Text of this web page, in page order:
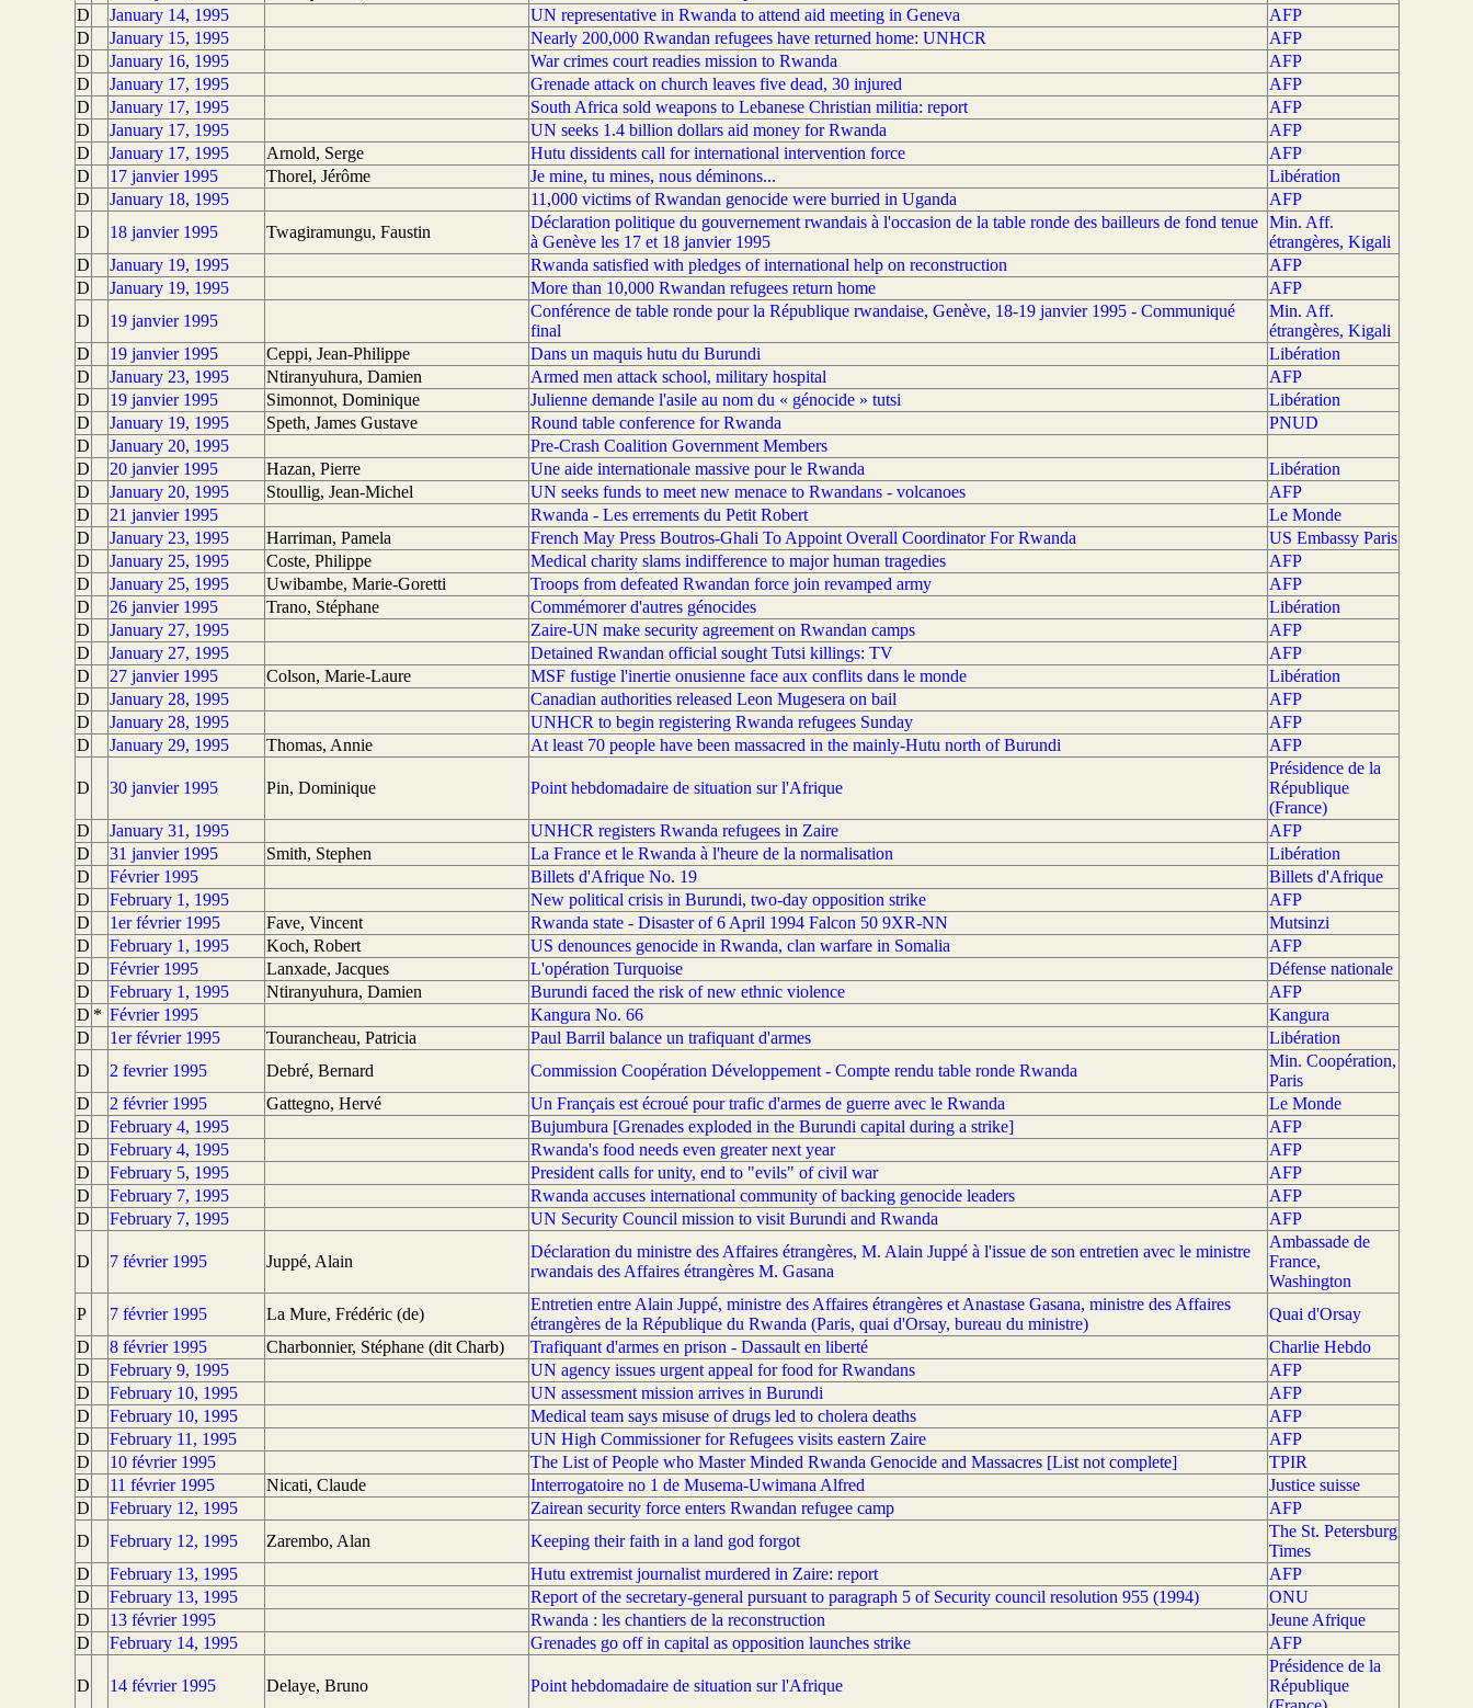
D
January 14, 1995 UN representative in Rwanda to attend aid meeting in Geneva
AFP
D
January 15, 1995 Nearly 200,000 Rwandan refugees have returned home: UNHCR
AFP
D
January 16, 1995 War crimes court readies mission to Rwanda
AFP
D
January 17, 1995 Grenade attack on church leaves five dead, 30 injured
AFP
D
January 17, 1995 South Africa sold weapons to Lebanese Christian militia: report
AFP
D
January 17, 1995 UN seeks 1.4 billion dollars aid money for Rwanda
AFP
D
January 17, 1995 Arnold, Serge Hutu dissidents call for international intervention force
AFP
D
17 janvier 1995 Thorel, Jérôme Je mine, tu mines, nous déminons...
Libération
D
January 18, 1995 11,000 victims of Rwandan genocide were burried in Uganda
AFP
D
18 janvier 1995 Twagiramungu, Faustin
Déclaration politique du gouvernement rwandais à l'occasion de la table ronde des bailleurs de fond tenue
à Genève les 17 et 18 janvier 1995
Min. Aff.
étrangères, Kigali
D
January 19, 1995 Rwanda satisfied with pledges of international help on reconstruction
AFP
D
January 19, 1995 More than 10,000 Rwandan refugees return home
AFP
D
19 janvier 1995
Conférence de table ronde pour la République rwandaise, Genève, 18-19 janvier 1995 - Communiqué
final
Min. Aff.
étrangères, Kigali
D
19 janvier 1995 Ceppi, Jean-Philippe Dans un maquis hutu du Burundi
Libération
D
January 23, 1995 Ntiranyuhura, Damien Armed men attack school, military hospital
AFP
D
19 janvier 1995 Simonnot, Dominique Julienne demande l'asile au nom du « génocide » tutsi
Libération
D
January 19, 1995 Speth, James Gustave Round table conference for Rwanda
PNUD
D
January 20, 1995
Pre-Crash Coalition Government Members
D
20 janvier 1995 Hazan, Pierre Une aide internationale massive pour le Rwanda
Libération
D
January 20, 1995 Stoullig, Jean-Michel UN seeks funds to meet new menace to Rwandans - volcanoes
AFP
D
21 janvier 1995 Rwanda - Les errements du Petit Robert
Le Monde
D
January 23, 1995 Harriman, Pamela French May Press Boutros-Ghali To Appoint Overall Coordinator For Rwanda
US Embassy Paris
D
January 25, 1995 Coste, Philippe Medical charity slams indifference to major human tragedies
AFP
D
January 25, 1995 Uwibambe, Marie-Goretti Troops from defeated Rwandan force join revamped army
AFP
D
26 janvier 1995 Trano, Stéphane Commémorer d'autres génocides
Libération
D
January 27, 1995 Zaire-UN make security agreement on Rwandan camps
AFP
D
January 27, 1995 Detained Rwandan official sought Tutsi killings: TV
AFP
D
27 janvier 1995 Colson, Marie-Laure MSF fustige l'inertie onusienne face aux conflits dans le monde
Libération
D
January 28, 1995 Canadian authorities released Leon Mugesera on bail
AFP
D
January 28, 1995 UNHCR to begin registering Rwanda refugees Sunday
AFP
D
January 29, 1995 Thomas, Annie At least 70 people have been massacred in the mainly-Hutu north of Burundi AFP
D 30 janvier 1995 Pin, Dominique Point hebdomadaire de situation sur l'Afrique
Présidence de la
République
(France)
D
January 31, 1995 UNHCR registers Rwanda refugees in Zaire
AFP
D
31 janvier 1995 Smith, Stephen La France et le Rwanda à l'heure de la normalisation
Libération
D
Février 1995 Billets d'Afrique No. 19
Billets d'Afrique
D
February 1, 1995 New political crisis in Burundi, two-day opposition strike
AFP
D
1er février 1995 Fave, Vincent Rwanda state - Disaster of 6 April 1994 Falcon 50 9XR-NN
Mutsinzi
D
February 1, 1995 Koch, Robert US denounces genocide in Rwanda, clan warfare in Somalia
AFP
D
Février 1995 Lanxade, Jacques L'opération Turquoise
Défense nationale
D
February 1, 1995 Ntiranyuhura, Damien Burundi faced the risk of new ethnic violence
AFP
D * Février 1995 Kangura No. 66
Kangura
D
1er février 1995 Tourancheau, Patricia Paul Barril balance un trafiquant d'armes
Libération
D
2 fevrier 1995 Debré, Bernard Commission Coopération Développement - Compte rendu table ronde Rwanda
Min. Coopération,
Paris
D
2 février 1995 Gattegno, Hervé Un Français est écroué pour trafic d'armes de guerre avec le Rwanda
Le Monde
D
February 4, 1995 Bujumbura [Grenades exploded in the Burundi capital during a strike]
AFP
D
February 4, 1995 Rwanda's food needs even greater next year
AFP
D
February 5, 1995 President calls for unity, end to "evils" of civil war
AFP
D
February 7, 1995 Rwanda accuses international community of backing genocide leaders
AFP
D
February 7, 1995 UN Security Council mission to visit Burundi and Rwanda AFP
D 7 février 1995 Juppé, Alain
Déclaration du ministre des Affaires étrangères, M. Alain Juppé à l'issue de son entretien avec le ministre
rwandais des Affaires étrangères M. Gasana
Ambassade de
France,
Washington
P
7 février 1995 La Mure, Frédéric (de)
Entretien entre Alain Juppé, ministre des Affaires étrangères et Anastase Gasana, ministre des Affaires
étrangères de la République du Rwanda (Paris, quai d'Orsay, bureau du ministre)
Quai d'Orsay
D
8 février 1995 Charbonnier, Stéphane (dit Charb) Trafiquant d'armes en prison - Dassault en liberté
Charlie Hebdo
D
February 9, 1995 UN agency issues urgent appeal for food for Rwandans
AFP
D
February 10, 1995 UN assessment mission arrives in Burundi
AFP
D
February 10, 1995 Medical team says misuse of drugs led to cholera deaths
AFP
D
February 11, 1995 UN High Commissioner for Refugees visits eastern Zaire
AFP
D
10 février 1995 The List of People who Master Minded Rwanda Genocide and Massacres [List not complete]
TPIR
D
11 février 1995 Nicati, Claude Interrogatoire no 1 de Musema-Uwimana Alfred
Justice suisse
D
February 12, 1995 Zairean security force enters Rwandan refugee camp
AFP
D
February 12, 1995 Zarembo, Alan Keeping their faith in a land god forgot
The St. Petersburg
Times
D
February 13, 1995 Hutu extremist journalist murdered in Zaire: report
AFP
D
February 13, 1995 Report of the secretary-general pursuant to paragraph 5 of Security council resolution 955 (1994)
ONU
D
13 février 1995 Rwanda : les chantiers de la reconstruction
Jeune Afrique
D
February 14, 1995 Grenades go off in capital as opposition launches strike AFP
D 14 février 1995 Delaye, Bruno Point hebdomadaire de situation sur l'Afrique
Présidence de la
République